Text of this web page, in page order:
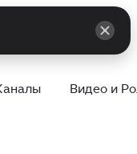
Видео и